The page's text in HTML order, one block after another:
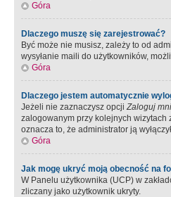
Góra
Dlaczego muszę się zarejestrować?
Być może nie musisz, zależy to od
wysyłanie maili do użytkowników,
Góra
Dlaczego jestem automatycznie
Jeżeli nie zaznaczysz opcjiZaloguj
zalogowanym przy kolejnych
oznacza to, że administrator ją
Góra
Jak mogę ukryć moją obecność na
W Panelu użytkownika (UCP) w
zliczany jako użytkownik ukryty.